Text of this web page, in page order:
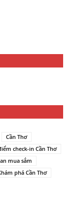
Cần Thơ
check-in Cần Thơ
mua sắm
phá Cần Thơ